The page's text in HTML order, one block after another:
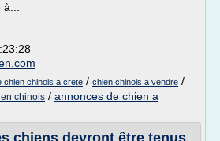
chien chinois a crete / chien chinois a vendre /
chinois / annonces de chien a
chiens devront être tenus